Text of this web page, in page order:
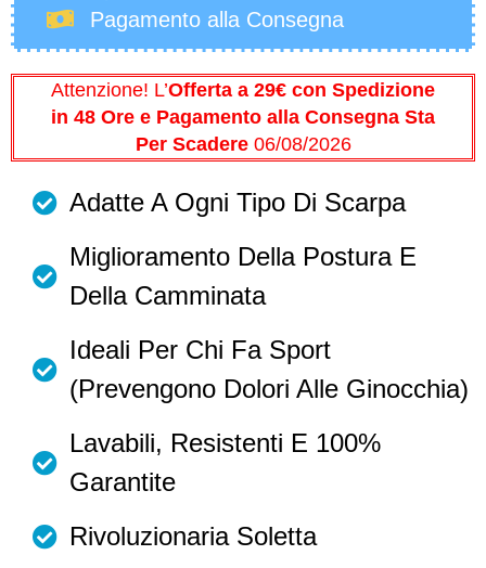
Pagamento alla Consegna
Attenzione! L’Offerta a 29€ con Spedizione
in 48 Ore e Pagamento alla Consegna Sta
Per Scadere06/08/2026
Adatte A Ogni Tipo Di Scarpa
Miglioramento Della Postura E
Della Camminata
Ideali Per Chi Fa Sport
(prevengono Dolori Alle Ginocchia)
Lavabili, Resistenti E 100%
Garantite
Rivoluzionaria Soletta